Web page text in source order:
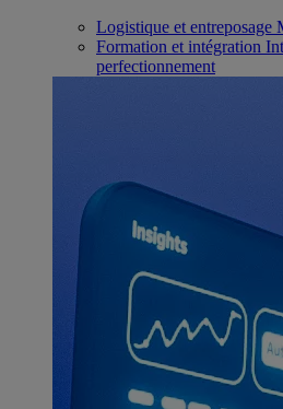
Logistique et entreposage
Formation et intégration
perfectionnement